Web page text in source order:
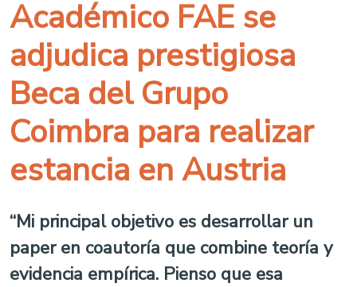
Académico FAE se
adjudica prestigiosa
Beca del Grupo
Coimbra para realizar
estancia en Austria
“Mi principal objetivo es desarrollar un
paper en coautoría que combine teoría y
evidencia empírica. Pienso que esa